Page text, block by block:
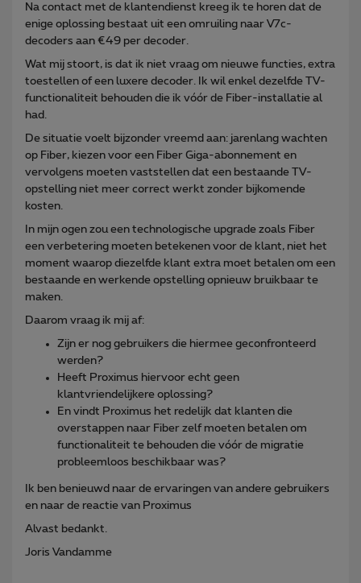
Na contact met de klantendienst kreeg ik te horen dat de
enige oplossing bestaat uit een omruiling naar V7c-
decoders aan €49 per decoder.
Wat mij stoort, is dat ik niet vraag om nieuwe functies, extra
toestellen of een luxere decoder. Ik wil enkel dezelfde TV-
functionaliteit behouden die ik vóór de Fiber-installatie al
had.
De situatie voelt bijzonder vreemd aan: jarenlang wachten
op Fiber, kiezen voor een Fiber Giga-abonnement en
vervolgens moeten vaststellen dat een bestaande TV-
opstelling niet meer correct werkt zonder bijkomende
kosten.
In mijn ogen zou een technologische upgrade zoals Fiber
een verbetering moeten betekenen voor de klant, niet het
moment waarop diezelfde klant extra moet betalen om een
bestaande en werkende opstelling opnieuw bruikbaar te
maken.
Daarom vraag ik mij af:
Zijn er nog gebruikers die hiermee geconfronteerd
werden?
Heeft Proximus hiervoor echt geen
klantvriendelijkere oplossing?
En vindt Proximus het redelijk dat klanten die
overstappen naar Fiber zelf moeten betalen om
functionaliteit te behouden die vóór de migratie
probleemloos beschikbaar was?
Ik ben benieuwd naar de ervaringen van andere gebruikers
en naar de reactie van Proximus
Alvast bedankt.
Joris Vandamme